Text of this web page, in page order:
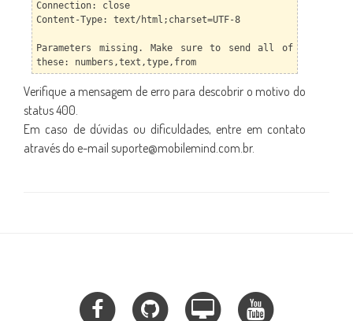
Connection: close
Content-Type: text/html;charset=UTF-8
Parameters missing. Make sure to send all of
these: numbers,text,type,from
Verifique a mensagem de erro para descobrir o motivo do
status 400.
Em caso de dúvidas ou dificuldades, entre em contato
através do e-mail suporte@mobilemind.com.br.